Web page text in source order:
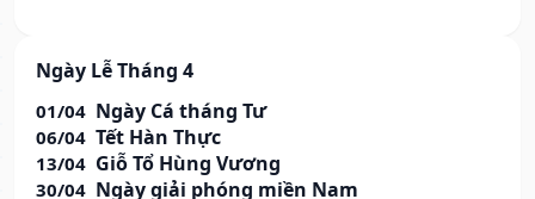
Ngày Lễ Tháng 4
01/04 Ngày Cá tháng Tư
06/04 Tết Hàn Thực
13/04 Giỗ Tổ Hùng Vương
30/04 Ngày giải phóng miền Nam